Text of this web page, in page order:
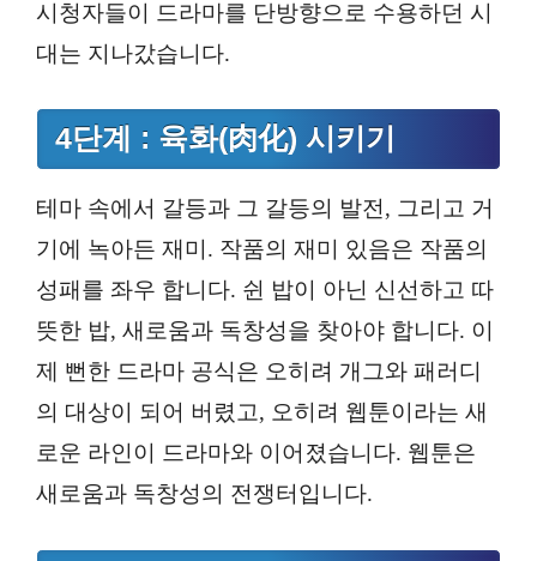
시청자들이 드라마를 단방향으로 수용하던 시
대는 지나갔습니다.
4단계 : 육화(肉化) 시키기
테마 속에서 갈등과 그 갈등의 발전, 그리고 거
기에 녹아든 재미. 작품의 재미 있음은 작품의
성패를 좌우 합니다. 쉰 밥이 아닌 신선하고 따
뜻한 밥, 새로움과 독창성을 찾아야 합니다. 이
제 뻔한 드라마 공식은 오히려 개그와 패러디
의 대상이 되어 버렸고, 오히려 웹툰이라는 새
로운 라인이 드라마와 이어졌습니다. 웹툰은
새로움과 독창성의 전쟁터입니다.